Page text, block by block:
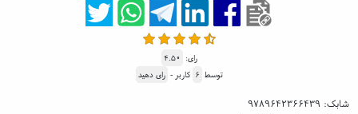
رای: ۴.۵۰
توسط ۶ کاربر - رای دهید
شابک: ۹۷۸۹۶۴۲۳۶۶۴۳۹